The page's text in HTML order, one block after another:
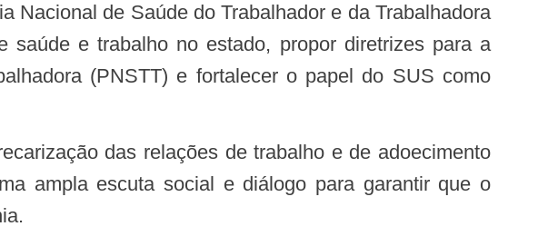
e trabalho no estado, propor diretrizes para a
(PNSTT) e fortalecer o papel do SUS como
ampla escuta social e diálogo para garantir que o